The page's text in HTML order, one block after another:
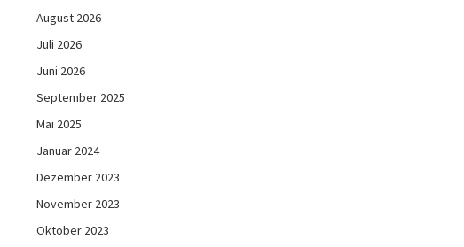
August 2026
Juli 2026
Juni 2026
September 2025
Mai 2025
Januar 2024
Dezember 2023
November 2023
Oktober 2023